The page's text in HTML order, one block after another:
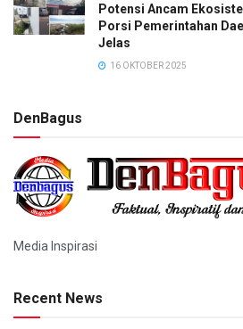
Potensi Ancam
Porsi Pemerintahan
Jelas
16 OKTOBER 2025
DenBagus
Media Inspirasi
Recent News